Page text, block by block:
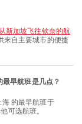
从新加坡飞往钦奈的航
来自主要城市的便捷
早航班是几点？
可选航班。